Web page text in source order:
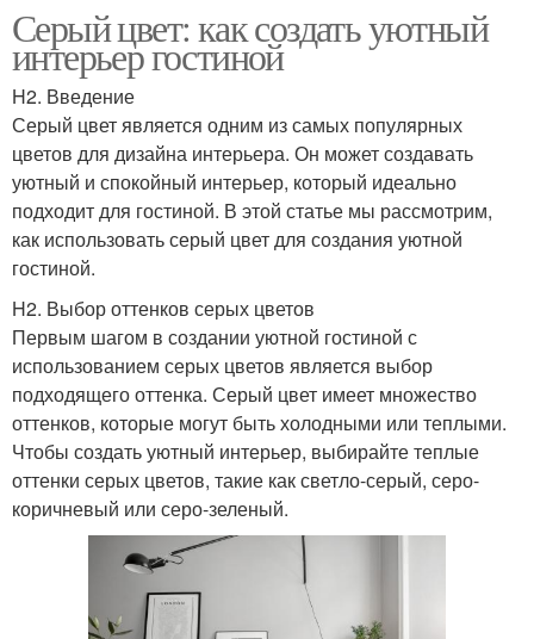
Серый цвет: как создать уютный
интерьер гостиной
H2. Введение
Серый цвет является одним из самых популярных
цветов для дизайна интерьера. Он может создавать
уютный и спокойный интерьер, который идеально
подходит для гостиной. В этой статье мы рассмотрим,
как использовать серый цвет для создания уютной
гостиной.
H2. Выбор оттенков серых цветов
Первым шагом в создании уютной гостиной с
использованием серых цветов является выбор
подходящего оттенка. Серый цвет имеет множество
оттенков, которые могут быть холодными или теплыми.
Чтобы создать уютный интерьер, выбирайте теплые
оттенки серых цветов, такие как светло-серый, серо-
коричневый или серо-зеленый.